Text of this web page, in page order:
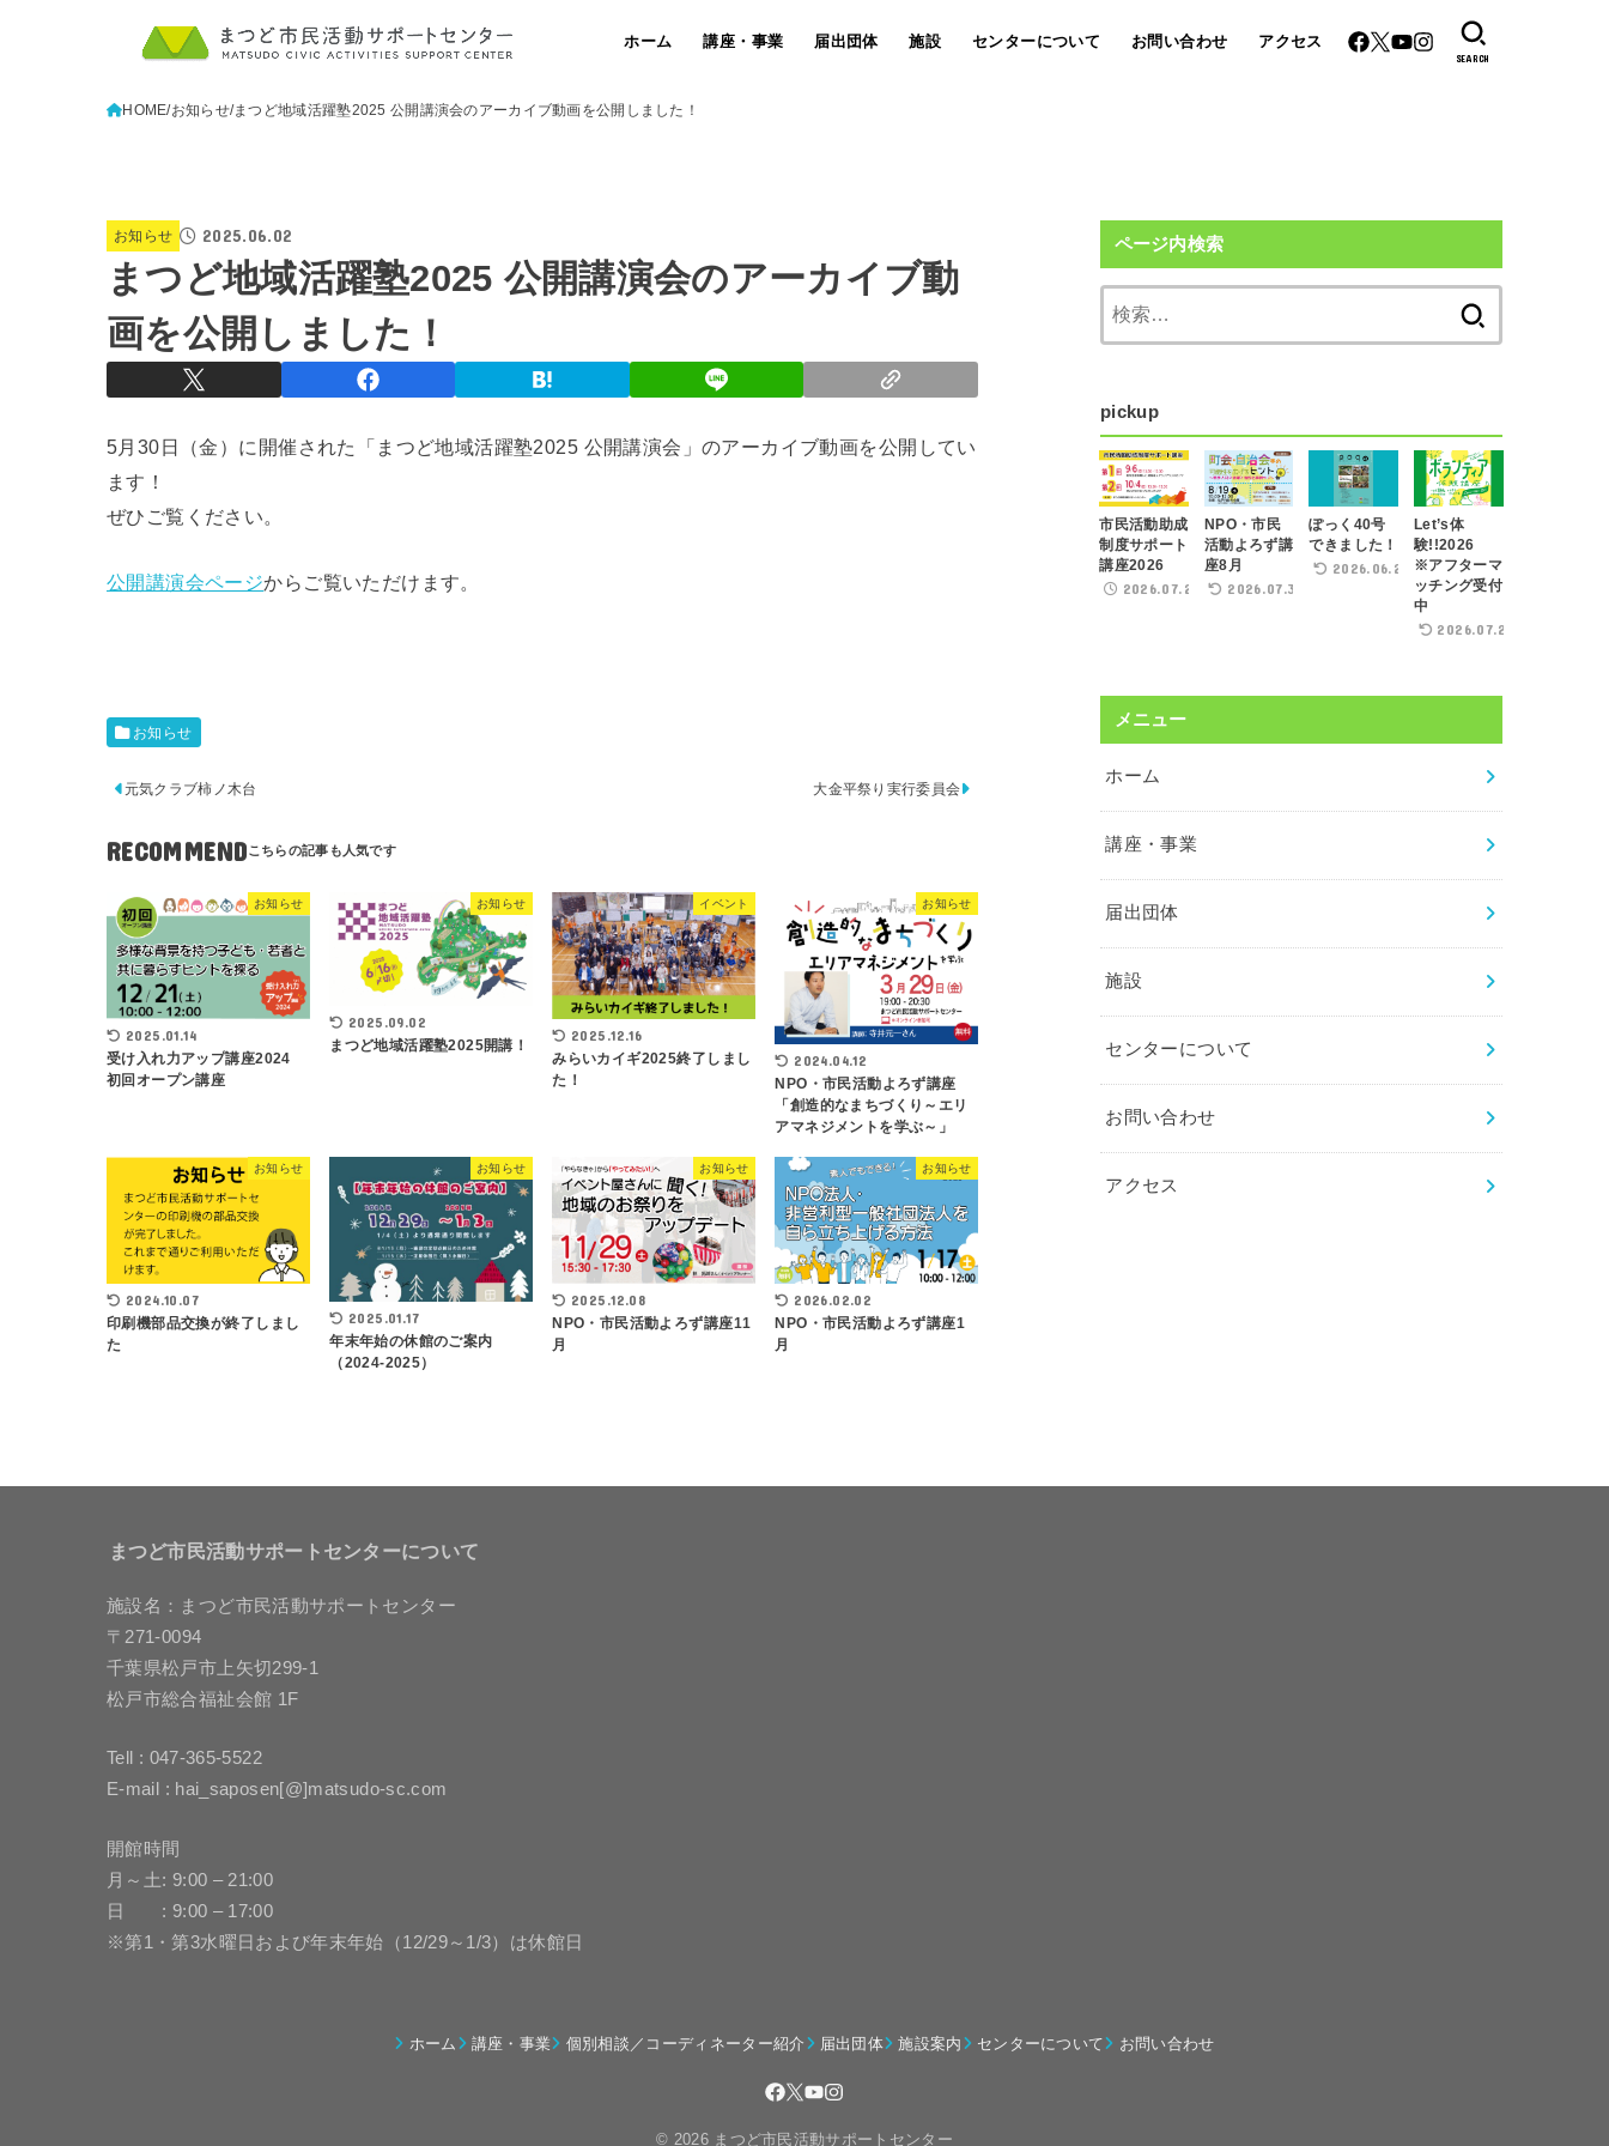
ホーム 講座・事業 届出団体 施設 センターについて お問い合わせ アクセス
SEARCH
HOME お知らせ まつど地域活躍塾2025 公開講演会のアーカイブ動画を公開しました！
お知らせ 2025.06.02
まつど地域活躍塾2025 公開講演会のアーカイブ動
画を公開しました！
5月30日（金）に開催された「まつど地域活躍塾2025 公開講演会」のアーカイブ動画を公開してい
ます！
ぜひご覧ください。
公開講演会ページからご覧いただけます。
お知らせ
元気クラブ柿ノ木台 大金平祭り実行委員会
RECOMMEND
お知らせ
2025.01.14
受け入れ力アップ講座2024
初回オープン講座
お知らせ
2025.09.02
まつど地域活躍塾2025開講！
イベント
2025.12.16
みらいカイギ2025終了しまし
た！
お知らせ
2024.04.12
NPO・市民活動よろず講座
「創造的なまちづくり～エリ
アマネジメントを学ぶ～」
お知らせ
2024.10.07
印刷機部品交換が終了しまし
た
お知らせ
2025.01.17
年末年始の休館のご案内
（2024-2025）
お知らせ
2025.12.08
NPO・市民活動よろず講座11
月
お知らせ
2026.02.02
NPO・市民活動よろず講座1
月
ページ内検索
pickup
市民活動助成
制度サポート
講座2026
2026.07.21
NPO・市民
活動よろず講
座8月
2026.07.31
ぽっく40号
できました！
2026.06.22
Let’s体
験!!2026
※アフターマ
ッチング受付
中
2026.07.29
メニュー
ホーム
講座・事業
届出団体
施設
センターについて
お問い合わせ
アクセス
まつど市民活動サポートセンターについて
施設名：まつど市民活動サポートセンター
〒271-0094
千葉県松戸市上矢切299-1
松戸市総合福祉会館 1F
Tell : 047-365-5522
E-mail : hai_saposen[@]matsudo-sc.com
開館時間
月～土: 9:00 – 21:00
日 : 9:00 – 17:00
※第1・第3水曜日および年末年始（12/29～1/3）は休館日
ホーム 講座・事業 個別相談／コーディネーター紹介 届出団体 施設案内 センターについて お問い合わせ
© 2026 まつど市民活動サポートセンター